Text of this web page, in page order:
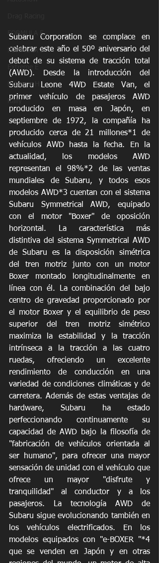
FORMULA E
FORMULA 1
Extreme H
Rally
Subaru Corporation se complace en
celebrar este año el 50º aniversario del
debut de su sistema de tracción total
(AWD). Desde la introducción del
Subaru Leone 4WD Estate Van, el
primer vehículo de pasajeros AWD
producido en masa en Japón, en
septiembre de 1972, la compañía ha
producido cerca de 21 millones*1 de
vehículos AWD hasta la fecha. En la
actualidad, los modelos AWD
representan el 98%*2 de las ventas
mundiales de Subaru, y todos esos
modelos AWD*3 cuentan con el sistema
Subaru Symmetrical AWD, equipado
con el motor "Boxer" de oposición
horizontal. La característica más
distintiva del sistema Symmetrical AWD
de Subaru es la disposición simétrica
del tren motriz junto con un motor
Boxer montado longitudinalmente en
línea con él. La combinación del bajo
centro de gravedad proporcionado por
el motor Boxer y el equilibrio de peso
superior del tren motriz simétrico
maximiza la estabilidad y la tracción
intrínseca a la tracción a las cuatro
ruedas, ofreciendo un excelente
rendimiento de conducción en una
variedad de condiciones climáticas y de
carretera. Además de estas ventajas de
hardware, Subaru ha estado
perfeccionando continuamente su
capacidad de AWD bajo la filosofía de
"fabricación de vehículos orientada al
ser humano", para ofrecer una mayor
sensación de unidad con el vehículo que
ofrece un mayor "disfrute y
tranquilidad" al conductor y a los
pasajeros. La tecnología AWD de
Subaru sigue evolucionando también en
los vehículos electrificados. En los
modelos equipados con "e-BOXER "*4
que se venden en Japón y en otras